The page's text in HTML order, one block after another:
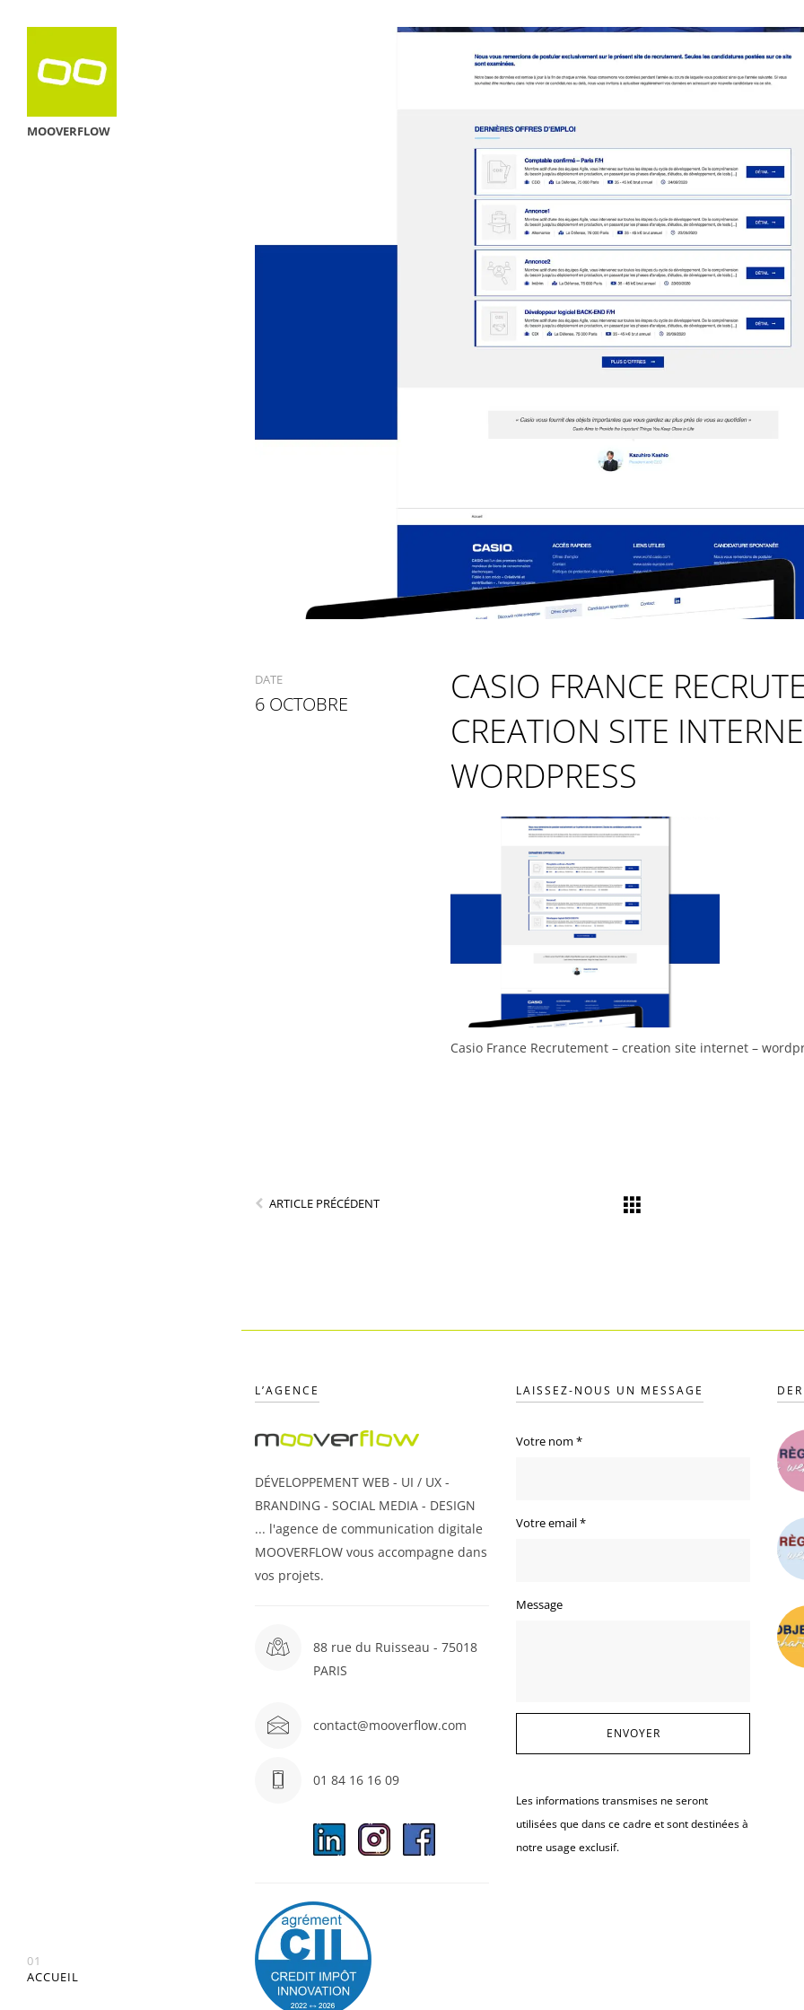
MOOVERFLOW
01
ACCUEIL
DATE
6 OCTOBRE
CASIO FRANCE
CREATION SITE
WORDPRESS
Casio France Recrutement – creation site internet –
ARTICLE PRÉCÉDENT
L’AGENCE
DÉVELOPPEMENT WEB - UI / UX -
BRANDING - SOCIAL MEDIA - DESIGN
... l'agence de communication digitale
MOOVERFLOW vous accompagne dans
vos projets.
88 rue du Ruisseau - 75018
PARIS
contact@mooverflow.com
01 84 16 16 09
LAISSEZ-NOUS UN MESSAGE
Votre nom *
Votre email*
Message
Les informations transmises ne seront
utilisées que dans ce cadre et sont destinées à
notre usage exclusif.